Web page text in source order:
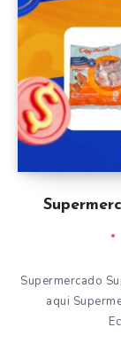
Supermercado
aqui